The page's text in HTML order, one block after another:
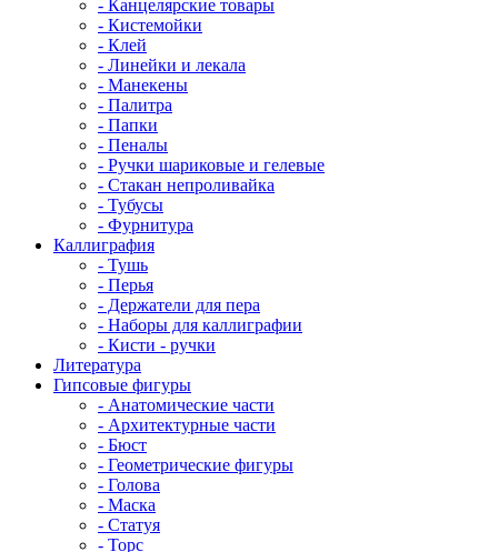
- Канцелярские товары
- Кистемойки
- Клей
- Линейки и лекала
- Манекены
- Палитра
- Папки
- Пеналы
- Ручки шариковые и гелевые
- Стакан непроливайка
- Тубусы
- Фурнитура
Каллиграфия
- Тушь
- Перья
- Держатели для пера
- Наборы для каллиграфии
- Кисти - ручки
Литература
Гипсовые фигуры
- Анатомические части
- Архитектурные части
- Бюст
- Геометрические фигуры
- Голова
- Маска
- Статуя
- Торс